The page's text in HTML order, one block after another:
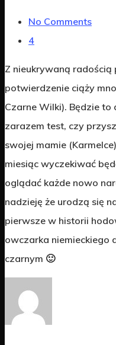
No Comments
4
Z nieukrywaną radością
potwierdzenie ciąży
Czarne Wilki). Będzie
zarazem test, czy
swojej mamie
miesiąc wyczekiwać
oglądać każde nowo
nadzieję że urodzą się
pierwsze w historii
owczarka niemieckiego
czarnym 🙂